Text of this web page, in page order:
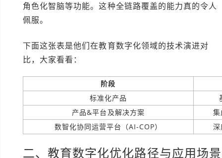
角色化智脑等功能。这种全链路覆盖的能力真的令人
佩服。
下面这张表是他们在教育数字化领域的技术演进对
比，大家看看：
阶段
标准化产品
产品&平台及解决方案
数智化协同运营平台（AI-COP）
二、教育数字化优化路径与应用场景